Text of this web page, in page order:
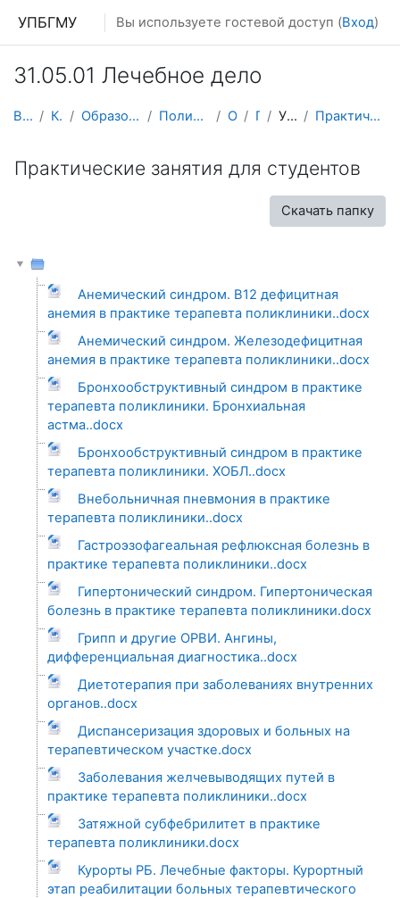
УПБГМУ Вы используете гостевой доступ (Вход)
31.05.01 Лечебное дело
В начало Кафедры Образование 2025-2026 уч.год Поликлинической терапии О курсе ПТЛФ УММ 2016 г. Практические занятия для студентов
Практические занятия для студентов
Скачать папку
Анемический синдром. В12 дефицитная
анемия в практике терапевта поликлиники..docx
Анемический синдром. Железодефицитная
анемия в практике терапевта поликлиники..docx
Бронхообструктивный синдром в практике
терапевта поликлиники. Бронхиальная
астма..docx
Бронхообструктивный синдром в практике
терапевта поликлиники. ХОБЛ..docx
Внебольничная пневмония в практике
терапевта поликлиники..docx
Гастроэзофагеальная рефлюксная болезнь в
практике терапевта поликлиники..docx
Гипертонический синдром. Гипертоническая
болезнь в практике терапевта поликлиники.docx
Грипп и другие ОРВИ. Ангины,
дифференциальная диагностика..docx
Диетотерапия при заболеваниях внутренних
органов..docx
Диспансеризация здоровых и больных на
терапевтическом участке.docx
Заболевания желчевыводящих путей в
практике терапевта поликлиники..docx
Затяжной субфебрилитет в практике
терапевта поликлиники.docx
Курорты РБ. Лечебные факторы. Курортный
этап реабилитации больных терапевтического